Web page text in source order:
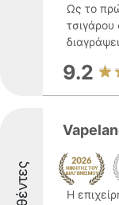
Ως το
τσιγάρου
9.2
Η